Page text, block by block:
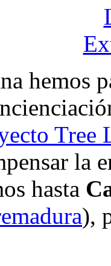
hemos
Tree
la
hasta
),